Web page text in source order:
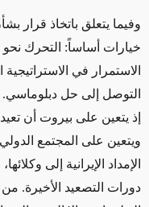
وفيما يتعلق باتخاذ قرار
خيارات أساساً: التحرك
الاستمرار في
التوصل إلى حل دبلوماسي.
إذ يتعين على بيروت أن
ويتعين على المجتمع
الإمداد الإيرانية إلى
دورات التصعيد الأخيرة. من